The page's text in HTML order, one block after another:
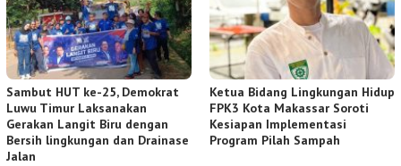
Sambut HUT ke-25, Demokrat
Luwu Timur Laksanakan
Gerakan Langit Biru dengan
Bersih lingkungan dan Drainase
Jalan
Ketua Bidang Lingkungan Hidup
FPK3 Kota Makassar Soroti
Kesiapan Implementasi
Program Pilah Sampah